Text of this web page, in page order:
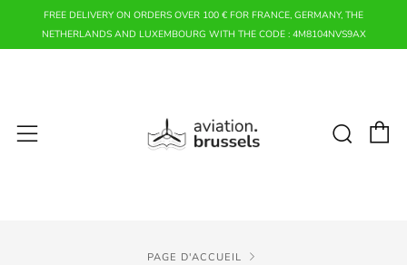
FREE DELIVERY ON ORDERS OVER 100 € FOR FRANCE, GERMANY, THE
NETHERLANDS AND LUXEMBOURG WITH THE CODE : 4M8104NVS9AX
Menu
PAGE D'ACCUEIL